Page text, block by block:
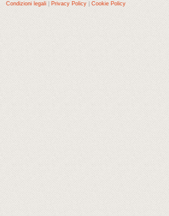
Condizioni legali
Privacy Policy Cookie Policy